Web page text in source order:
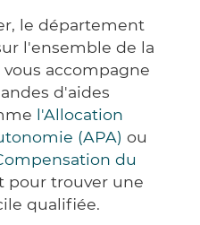
le département
l'ensemble de la
vous accompagne
d'aides
l'Allocation
(APA) ou
du
pour trouver une
qualifiée.